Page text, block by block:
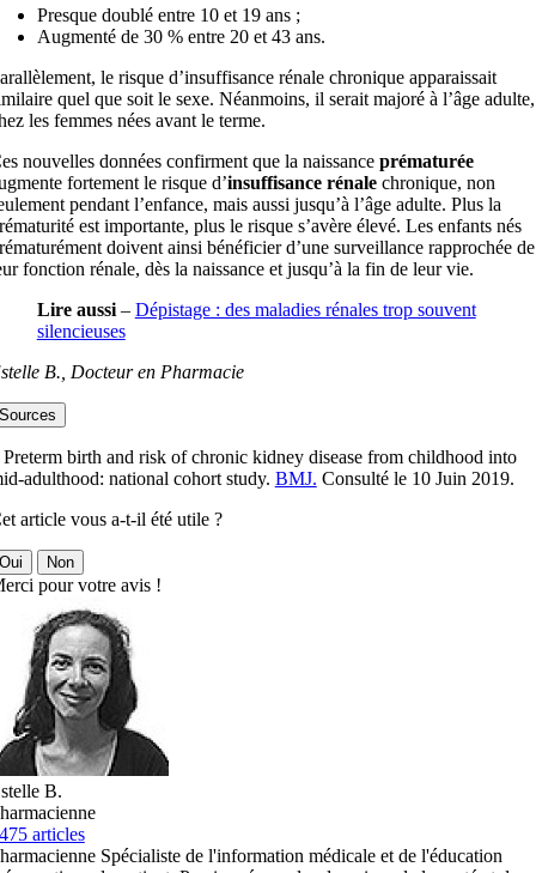
Presque doublé entre 10 et 19 ans ;
Augmenté de 30 % entre 20 et 43 ans.
le risque d’insuffisance rénale chronique apparaissait
quel que soit le sexe. Néanmoins, il serait majoré à l’âge adulte,
les femmes nées avant le terme.
nouvelles données confirment que la naissance prématurée
fortement le risque d’insuffisance rénalechronique, non
pendant l’enfance, mais aussi jusqu’à l’âge adulte. Plus la
est importante, plus le risque s’avère élevé. Les enfants nés
doivent ainsi bénéficier d’une surveillance rapprochée de
fonction rénale, dès la naissance et jusqu’à la fin de leur vie.
Lire aussi– Dépistage : des maladies rénales trop souvent
silencieuses
B., Docteur en Pharmacie
Preterm birth and risk of chronic kidney disease from childhood into
adulthood: national cohort study. BMJ. Consulté le 10 Juin 2019.
article vous a-t-il été utile ?
Non
pour votre avis !
B.
articles
Spécialiste de l'information médicale et de l'éducation